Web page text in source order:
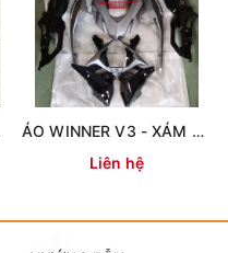
ÁO WINNER V3 - XÁM BÓNG (14 MÓN)
Liên hệ